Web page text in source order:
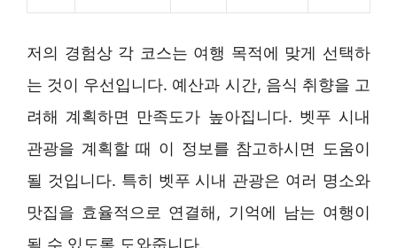
저의 경험상 각 코스는 여행 목적에 맞게 선택하
는 것이 우선입니다. 예산과 시간, 음식 취향을 고
려해 계획하면 만족도가 높아집니다. 벳푸 시내
관광을 계획할 때 이 정보를 참고하시면 도움이
될 것입니다. 특히 벳푸 시내 관광은 여러 명소와
맛집을 효율적으로 연결해, 기억에 남는 여행이
될 수 있도록 도와줍니다.